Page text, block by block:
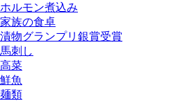
ホルモン煮込み
家族の食卓
漬物グランプリ銀賞受賞
馬刺し
高菜
鮮魚
麺類